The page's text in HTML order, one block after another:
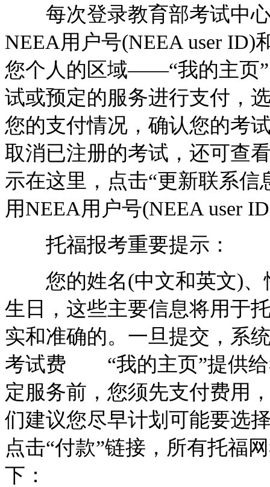
每次登录教育部考试中心
NEEA用户号(NEEA user
您个人的区域——“我的主页
试或预定的服务进行支付，
您的支付情况，确认您的考
取消已注册的考试，还可查
示在这里，点击“更新联系
用NEEA用户号(NEEA user
托福报考重要提示：
您的姓名(中文和英文)、
生日，这些主要信息将用于
实和准确的。一旦提交，
考试费 “我的主页”提供给
定服务前，您须先支付费用
们建议您尽早计划可能要
点击“付款”链接，所有托福
下：